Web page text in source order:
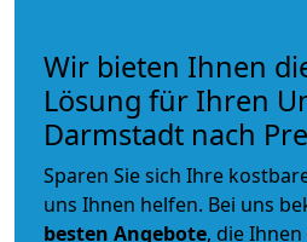
Wir bieten Ihnen
Lösung für Ihren
Darmstadt nach
Sparen Sie sich Ihre
uns Ihnen helfen. Bei uns
besten Angebote, die Ihnen